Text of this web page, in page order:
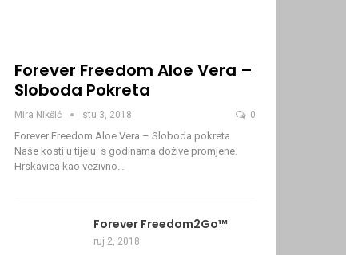
Forever Freedom Aloe Vera –
Sloboda Pokreta
Mira Nikšić stu 3, 2018 0
Forever Freedom Aloe Vera – Sloboda pokreta
Naše kosti u tijelu s godinama dožive promjene.
Hrskavica kao vezivno…
Forever Freedom2Go™
ruj 2, 2018